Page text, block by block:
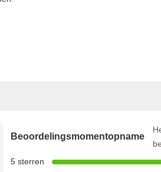
Beoordelingsmomentopname
5 sterren